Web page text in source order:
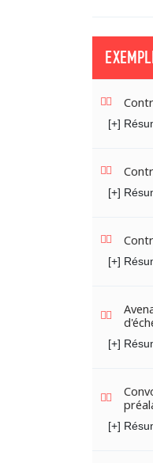
[+]
[+]
[+]
[+]
[+]